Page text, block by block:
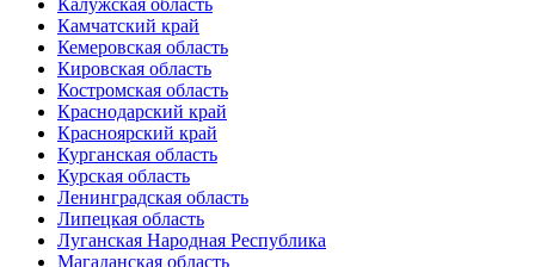
Калужская область
Камчатский край
Кемеровская область
Кировская область
Костромская область
Краснодарский край
Красноярский край
Курганская область
Курская область
Ленинградская область
Липецкая область
Луганская Народная Республика
Магаданская область